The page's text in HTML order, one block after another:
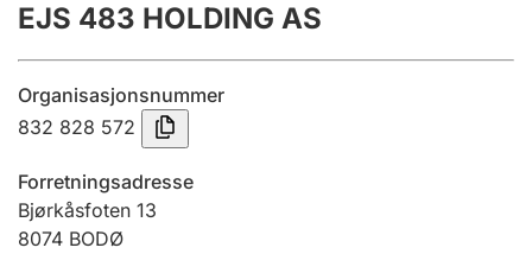
Årsregnskap
Innsending og forsinkelsesgebyr
Jeger
EJS 483 HOLDING AS
Organisasjonsnummer
832 828 572
Forretningsadresse
Bjørkåsfoten 13
8074 BODØ